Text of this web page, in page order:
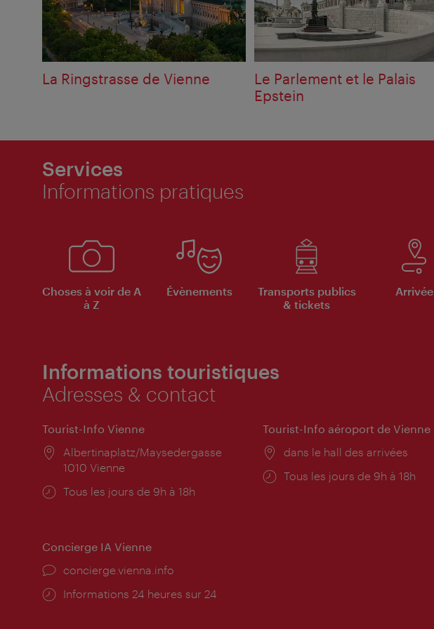
La Ringstrasse de Vienne
Le Parlement et le Palais
Epstein
Services
Informations pratiques
Choses à voir de A
à Z
Évènements
Transports publics
& tickets
Arrivée
Informations touristiques
Adresses & contact
Tourist-Info Vienne
Lieu:
Albertinaplatz/Maysedergasse
1010 Vienne
Horaires
Tous les jours de 9h à 18h
Tourist-Info aéroport de Vienne
Lieu:
dans le hall des arrivées
Horaires
Tous les jours de 9h à 18h
Concierge IA Vienne
Ort:
concierge.vienna.info
Öffnungszeiten:
Informations 24 heures sur 24